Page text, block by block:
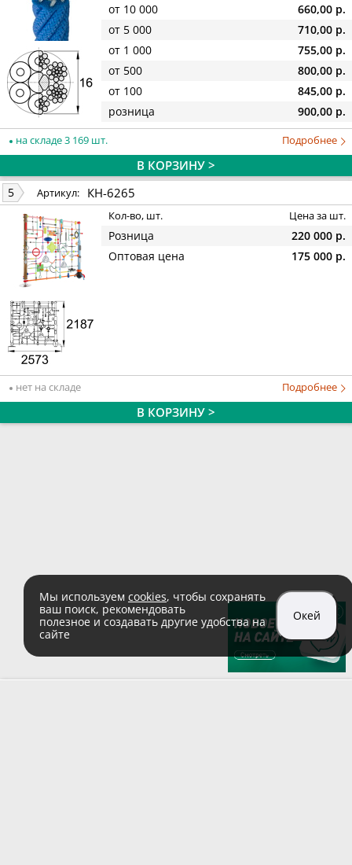
от 10 000
660,00 р.
от 5 000
710,00 р.
от 1 000
755,00 р.
от 500
800,00 р.
от 100
845,00 р.
розница
900,00 р.
на складе 3 169 шт. Подробнее
В КОРЗИНУ >
5 Артикул: КН-6265
Кол-во, шт. Цена за шт.
Розница
220 000 р.
Оптовая цена
175 000 р.
нет на складе Подробнее
В КОРЗИНУ >
Мы используем cookies, чтобы сохранять
ваш поиск, рекомендовать
полезное и создавать другие удобства на
сайте
Окей